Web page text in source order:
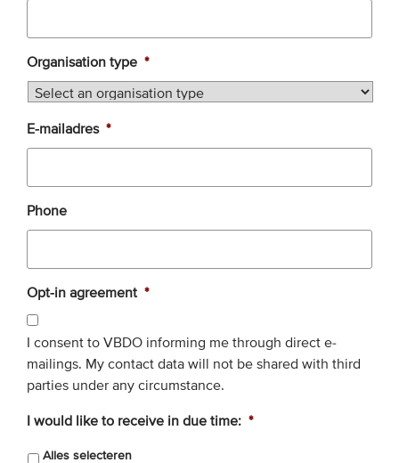
Bestuur
Partners & netwerken
Benchmarking
Organisation type *
E-mailadres *
Phone
Opt-in agreement *
I consent to VBDO informing me through direct e-
mailings. My contact data will not be shared with third
parties under any circumstance.
I would like to receive in due time: *
Alles selecteren